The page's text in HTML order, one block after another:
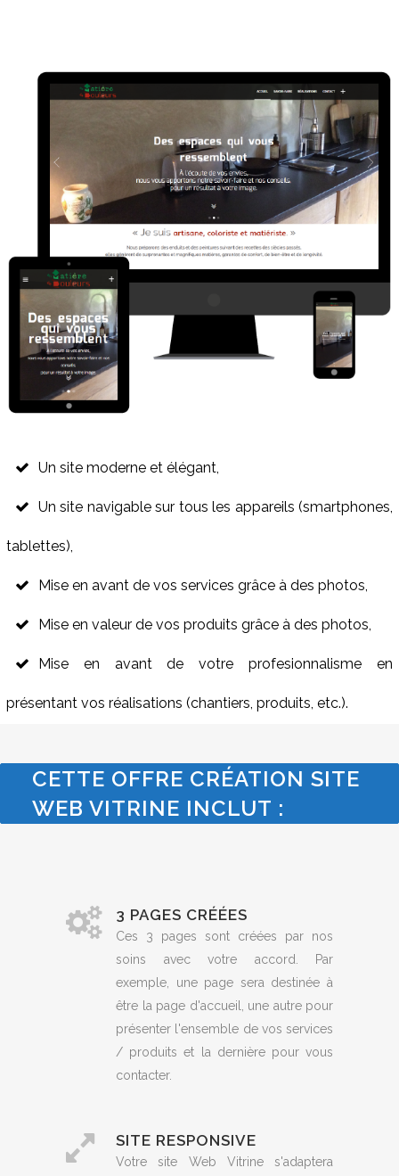
Un site moderne et élégant,
Un site navigable sur tous les appareils (smartphones,
tablettes),
Mise en avant de vos services grâce à des photos,
Mise en valeur de vos produits grâce à des photos,
Mise en avant de votre profesionnalisme en
présentant vos réalisations (chantiers, produits, etc.).
CETTE OFFRE CRÉATION SITE
WEB VITRINE INCLUT :
3 PAGES CRÉÉES
Ces 3 pages sont créées par nos
soins avec votre accord. Par
exemple, une page sera destinée à
être la page d'accueil, une autre pour
présenter l'ensemble de vos services
/ produits et la dernière pour vous
contacter.
SITE RESPONSIVE
Votre site Web Vitrine s'adaptera